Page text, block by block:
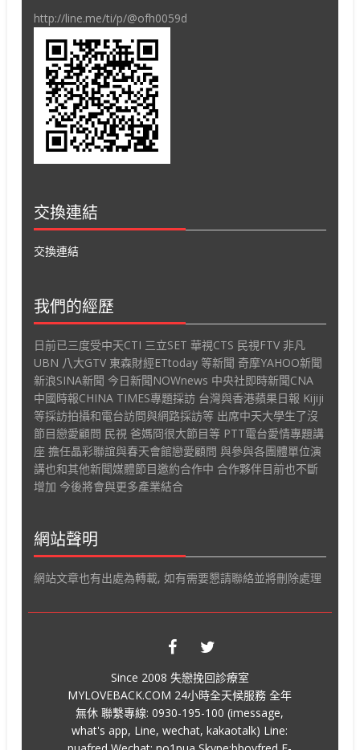
http://line.me/ti/p/@ofh0059d
交換連結
交換連結
我們的經歷
日前已三度受中天CTI 三立SET 華視CTS 民視FTV 非凡
UBN 八大GTV 東森財經ETtoday 等新聞 奇摩YAHOO新聞
新浪SINA新聞 今日新聞NOWnews 中央社即時新聞CNA
中國時報CHINA TIMES專題採訪 台灣與香港蘋果日報 Kijiji
等採訪拍攝和電台訪問與網路採訪等 出席中天大學生了沒
節目戀愛顧問 民視 爸媽冏很大節目等 PTT電台愛情專題講
座 擔任晶彩聯誼與春天會館戀愛顧問 與參與各團體單位演
講也和其他新聞媒體節目邀約合作中 合作夥伴目前也不斷
增加 今後將會與更多產業結合
網站聲明
網站文章也有出處為轉載, 如有需要懇請聯絡並將刪除處理
Since 2008 失戀挽回診療室
MYLOVEBACK.COM 24小時全天候服務 全年
無休 聯繫專線: 0930-195-100 (imessage,
what's app, Line, wechat, kakaotalk) Line: